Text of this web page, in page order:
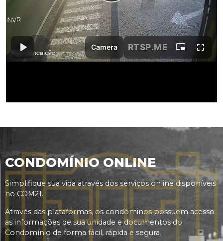
CONDOMÍNIO ONLINE
Simplifique sua vida através dos serviços online disponíveis
no COM21.
Através das plataformas, os condôminos possuem acesso
as informações de sua unidade e documentos do
Condomínio de forma fácil, rápida e segura.